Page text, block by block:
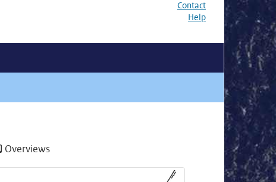
Contact
Help
Overviews